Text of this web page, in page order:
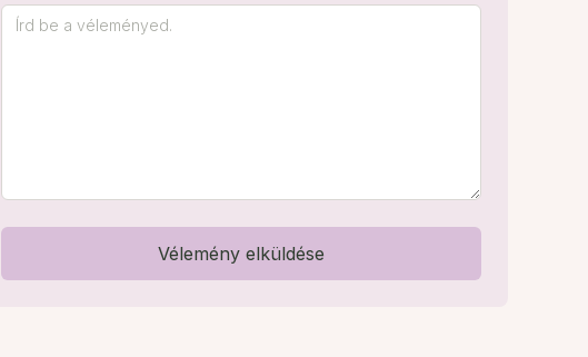
Vélemény elküldése